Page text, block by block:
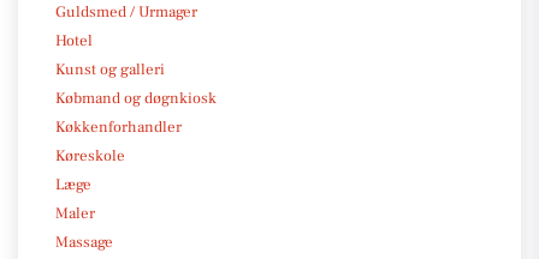
Guldsmed / Urmager
Hotel
Kunst og galleri
Købmand og døgnkiosk
Køkkenforhandler
Køreskole
Læge
Maler
Massage